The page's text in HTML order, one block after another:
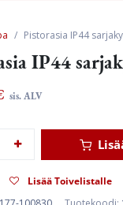
Pistorasia IP44
IP44
sis. ALV
Lisää Toivelistalle